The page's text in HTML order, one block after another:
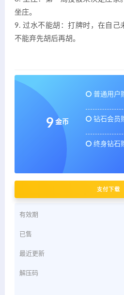
坐庄。
9. 过水不能胡：打牌时，在自己
不能弃先胡后再胡。
9 金币
普通用户
钻石会员
终身钻石
支付下载
有效期
已售
最近更新
解压码